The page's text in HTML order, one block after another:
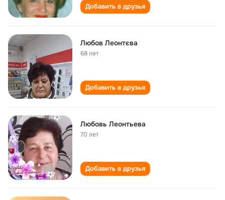
Добавить в друзья
Любов Леонтєва
68 лет
Добавить в друзья
Любовь Леонтьева
70 лет
Добавить в друзья